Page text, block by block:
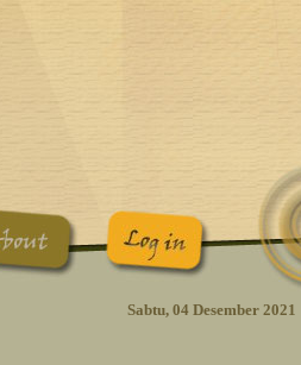
Sabtu, 04 Desember 2021